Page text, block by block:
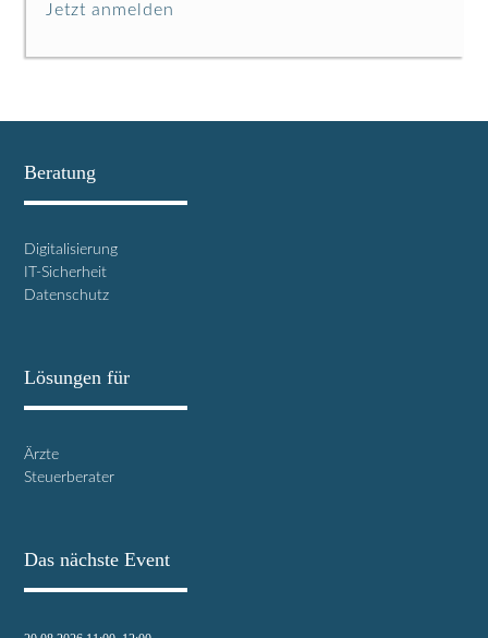
Jetzt anmelden
Beratung
Digitalisierung
IT-Sicherheit
Datenschutz
Lösungen für
Ärzte
Steuerberater
Das nächste Event